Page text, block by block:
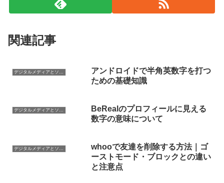
関連記事
デジタルメディアとソーシャルネットワーキング
アンドロイドで半角英数字を打つ
ための基礎知識
デジタルメディアとソーシャルネットワーキング
BeRealのプロフィールに見える
数字の意味について
whooで友達を削除する方法｜ゴ
ーストモード・ブロックとの違い
と注意点